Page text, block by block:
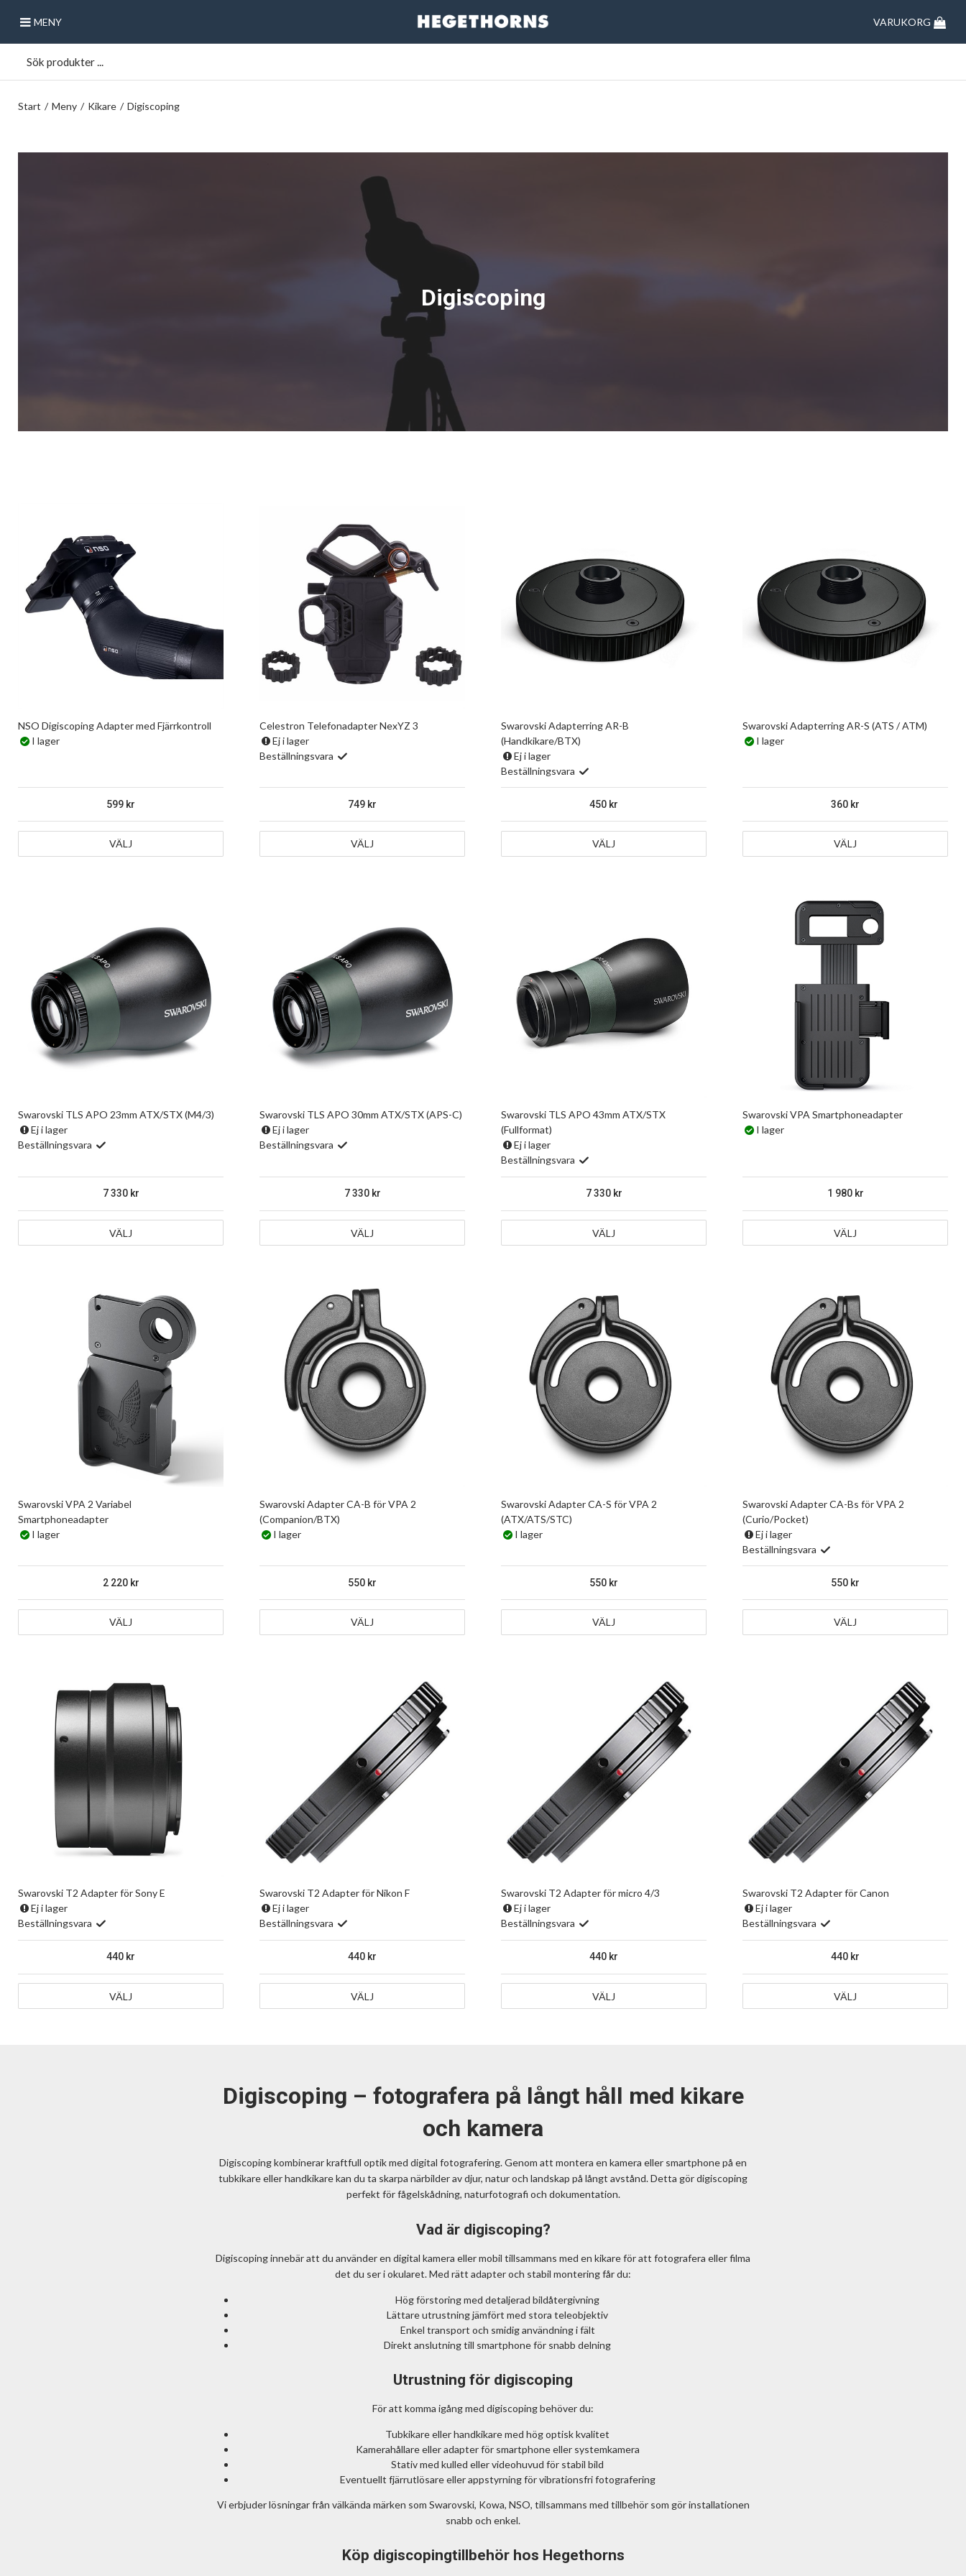
MENY VARUKORG
Start / Meny / Kikare / Digiscoping
Digiscoping
NSO Digiscoping Adapter med Fjärrkontroll
I lager
599
VÄLJ
Celestron Telefonadapter NexYZ 3
Ej i lager
Beställningsvara
749
VÄLJ
Swarovski Adapterring AR-B
(Handkikare/BTX)
Ej i lager
Beställningsvara
450
VÄLJ
Swarovski Adapterring AR-S (ATS / ATM)
I lager
360
VÄLJ
Swarovski TLS APO 23mm ATX/STX (M4/3)
Ej i lager
Beställningsvara
7 330
VÄLJ
Swarovski TLS APO 30mm ATX/STX (APS-C)
Ej i lager
Beställningsvara
7 330
VÄLJ
Swarovski TLS APO 43mm ATX/STX
(Fullformat)
Ej i lager
Beställningsvara
7 330
VÄLJ
Swarovski VPA Smartphoneadapter
I lager
1 980
VÄLJ
Swarovski VPA 2 Variabel
Smartphoneadapter
I lager
2 220
VÄLJ
Swarovski Adapter CA-B för VPA 2
(Companion/BTX)
I lager
550
VÄLJ
Swarovski Adapter CA-S för VPA 2
(ATX/ATS/STC)
I lager
550
VÄLJ
Swarovski Adapter CA-Bs för VPA 2
(Curio/Pocket)
Ej i lager
Beställningsvara
550
VÄLJ
Swarovski T2 Adapter för Sony E
Ej i lager
Beställningsvara
440
VÄLJ
Swarovski T2 Adapter för Nikon F
Ej i lager
Beställningsvara
440
VÄLJ
Swarovski T2 Adapter för micro 4/3
Ej i lager
Beställningsvara
440
VÄLJ
Swarovski T2 Adapter för Canon
Ej i lager
Beställningsvara
440
VÄLJ
Digiscoping – fotografera på långt håll med kikare
och kamera
Digiscoping kombinerar kraftfull optik med digital fotografering. Genom att montera en kamera eller smartphone på en
tubkikare eller handkikare kan du ta skarpa närbilder av djur, natur och landskap på långt avstånd. Detta gör digiscoping
perfekt för fågelskådning, naturfotografi och dokumentation.
Vad är digiscoping?
Digiscoping innebär att du använder en digital kamera eller mobil tillsammans med en kikare för att fotografera eller filma
det du ser i okularet. Med rätt adapter och stabil montering får du:
Hög förstoring med detaljerad bildåtergivning
Lättare utrustning jämfört med stora teleobjektiv
Enkel transport och smidig användning i fält
Direkt anslutning till smartphone för snabb delning
Utrustning för digiscoping
För att komma igång med digiscoping behöver du:
Tubkikare eller handkikare med hög optisk kvalitet
Kamerahållare eller adapter för smartphone eller systemkamera
Stativ med kulled eller videohuvud för stabil bild
Eventuellt fjärrutlösare eller appstyrning för vibrationsfri fotografering
Vi erbjuder lösningar från välkända märken som Swarovski, Kowa, NSO, tillsammans med tillbehör som gör installationen
snabb och enkel.
Köp digiscopingtillbehör hos Hegethorns